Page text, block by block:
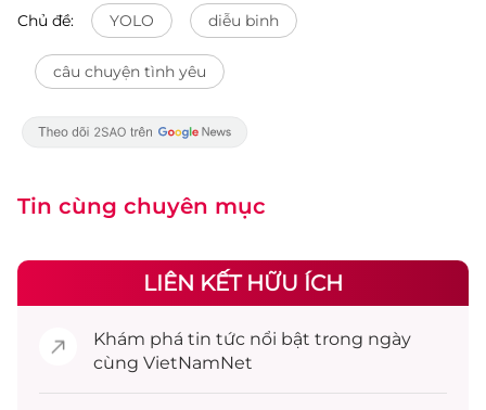
Chủ đề: YOLO diễu binh
câu chuyện tình yêu
Tin cùng chuyên mục
LIÊN KẾT HỮU ÍCH
Khám phá tin tức nổi bật trong ngày
cùng VietNamNet